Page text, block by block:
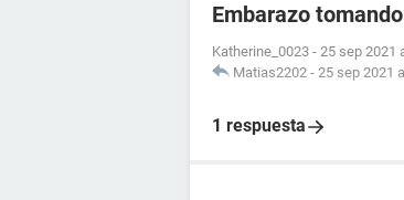
Embarazo
Katherine_0023 - 25 sep 2021
Matias2202 - 25 sep 2021
1 respuesta